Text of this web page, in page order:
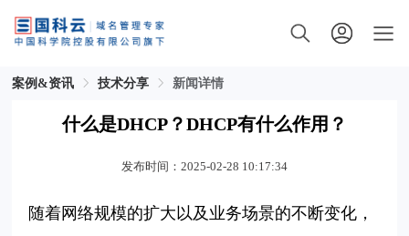
案例&资讯 技术分享 新闻详情
什么是DHCP？DHCP有什么作用？
发布时间：2025-02-28 10:17:34
随着网络规模的扩大以及业务场景的不断变化，